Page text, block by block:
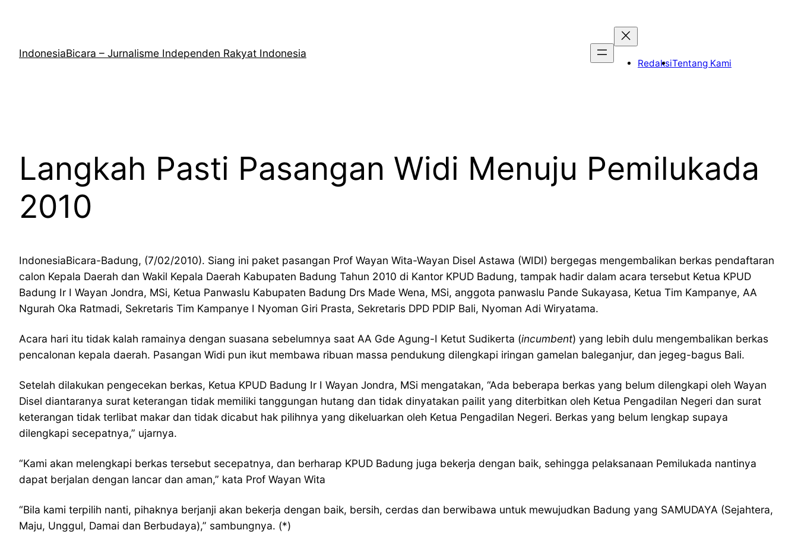
IndonesiaBicara – Jurnalisme Independen Rakyat Indonesia
RedaksiTentang Kami
Langkah Pasti Pasangan Widi Menuju Pemilukada
2010
IndonesiaBicara-Badung, (7/02/2010). Siang ini paket pasangan Prof Wayan Wita-Wayan Disel Astawa (WIDI) bergegas mengembalikan berkas pendaftaran
calon Kepala Daerah dan Wakil Kepala Daerah Kabupaten Badung Tahun 2010 di Kantor KPUD Badung, tampak hadir dalam acara tersebut Ketua KPUD
Badung Ir I Wayan Jondra, MSi, Ketua Panwaslu Kabupaten Badung Drs Made Wena, MSi, anggota panwaslu Pande Sukayasa, Ketua Tim Kampanye, AA
Ngurah Oka Ratmadi, Sekretaris Tim Kampanye I Nyoman Giri Prasta, Sekretaris DPD PDIP Bali, Nyoman Adi Wiryatama.
Acara hari itu tidak kalah ramainya dengan suasana sebelumnya saat AA Gde Agung-I Ketut Sudikerta (incumbent) yang lebih dulu mengembalikan berkas
pencalonan kepala daerah. Pasangan Widi pun ikut membawa ribuan massa pendukung dilengkapi iringan gamelan baleganjur, dan jegeg-bagus Bali.
Setelah dilakukan pengecekan berkas, Ketua KPUD Badung Ir I Wayan Jondra, MSi mengatakan, “Ada beberapa berkas yang belum dilengkapi oleh Wayan
Disel diantaranya surat keterangan tidak memiliki tanggungan hutang dan tidak dinyatakan pailit yang diterbitkan oleh Ketua Pengadilan Negeri dan surat
keterangan tidak terlibat makar dan tidak dicabut hak pilihnya yang dikeluarkan oleh Ketua Pengadilan Negeri. Berkas yang belum lengkap supaya
dilengkapi secepatnya,” ujarnya.
“Kami akan melengkapi berkas tersebut secepatnya, dan berharap KPUD Badung juga bekerja dengan baik, sehingga pelaksanaan Pemilukada nantinya
dapat berjalan dengan lancar dan aman,” kata Prof Wayan Wita
“Bila kami terpilih nanti, pihaknya berjanji akan bekerja dengan baik, bersih, cerdas dan berwibawa untuk mewujudkan Badung yang SAMUDAYA (Sejahtera,
Maju, Unggul, Damai dan Berbudaya),” sambungnya. (*)